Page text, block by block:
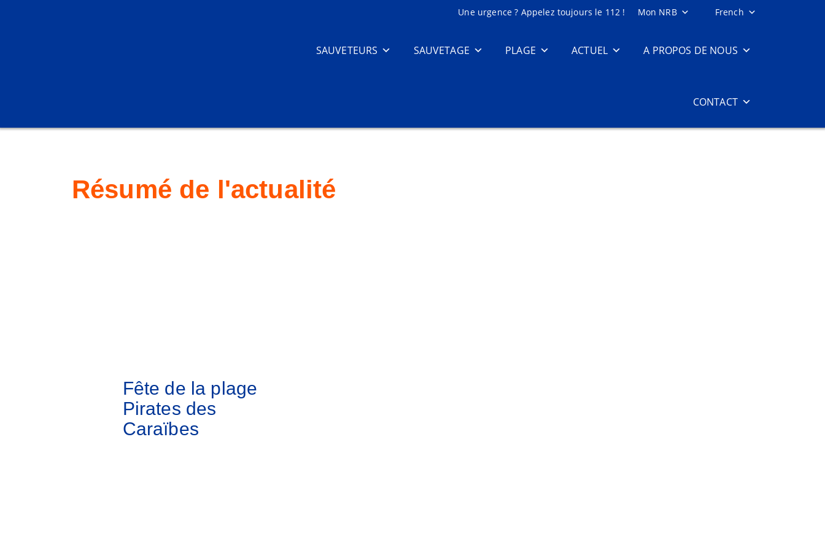
Une urgence ? Appelez toujours le 112 ! Mon NRB French
SAUVETEURS SAUVETAGE PLAGE ACTUEL A PROPOS DE NOUS
CONTACT
Résumé de l'actualité
Fête de la plage
Pirates des
Caraïbes